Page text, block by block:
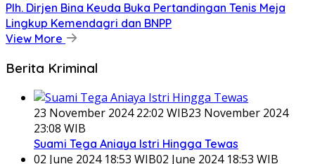
Plh. Dirjen Bina Keuda Buka Pertandingan Tenis Meja
Lingkup Kemendagri dan BNPP
View More
Berita Kriminal
23 November 2024 22:02 WIB23 November 2024
23:08 WIB
Suami Tega Aniaya Istri Hingga Tewas
02 June 2024 18:53 WIB02 June 2024 18:53 WIB